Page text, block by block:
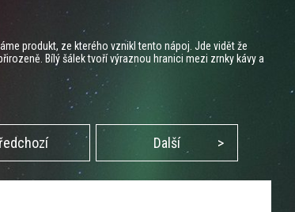
produkt, ze kterého vznikl tento nápoj. Jde vidět že
Bílý šálek tvoří výraznou hranici mezi zrnky kávy a
Další >